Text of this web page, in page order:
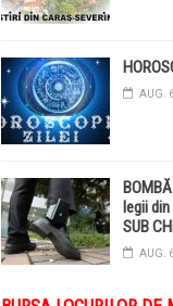
AUG.
legii
SUB
AUG.